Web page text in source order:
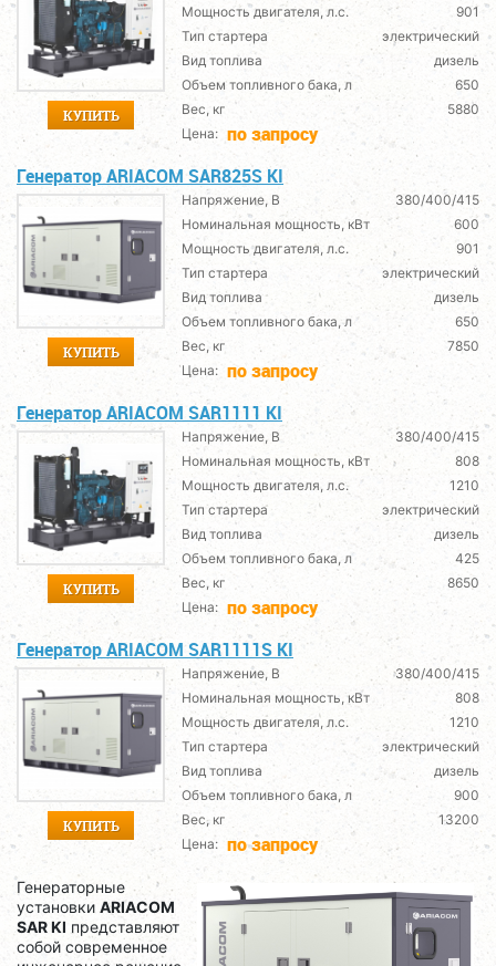
КУПИТЬ
Мощность двигателя, л.с.
901
Тип стартера
электрический
Вид топлива
дизель
Объем топливного бака, л
650
Вес, кг
5880
Цена: по запросу
Генератор ARIACOM SAR825S KI
КУПИТЬ
Напряжение, В
380/400/415
Номинальная мощность, кВт
600
Мощность двигателя, л.с.
901
Тип стартера
электрический
Вид топлива
дизель
Объем топливного бака, л
650
Вес, кг
7850
Цена: по запросу
Генератор ARIACOM SAR1111 KI
КУПИТЬ
Напряжение, В
380/400/415
Номинальная мощность, кВт
808
Мощность двигателя, л.с.
1210
Тип стартера
электрический
Вид топлива
дизель
Объем топливного бака, л
425
Вес, кг
8650
Цена: по запросу
Генератор ARIACOM SAR1111S KI
КУПИТЬ
Напряжение, В
380/400/415
Номинальная мощность, кВт
808
Мощность двигателя, л.с.
1210
Тип стартера
электрический
Вид топлива
дизель
Объем топливного бака, л
900
Вес, кг
13200
Цена: по запросу
Генераторные
установки ARIACOM
SAR KI представляют
собой современное